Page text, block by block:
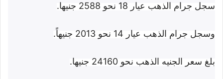
سجل جرام الذهب عيار 18 نحو 2588 جنيها.
وسجل جرام الذهب عيار 14 نحو 2013 جنيهاً.
بلغ سعر الجنيه الذهب نحو 24160 جنيها.